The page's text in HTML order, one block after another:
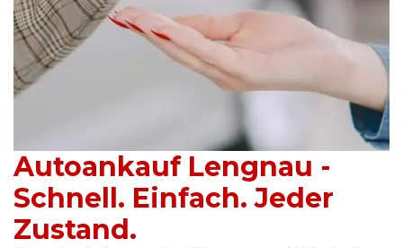
Autoankauf Lengnau -
Schnell. Einfach. Jeder
Zustand.